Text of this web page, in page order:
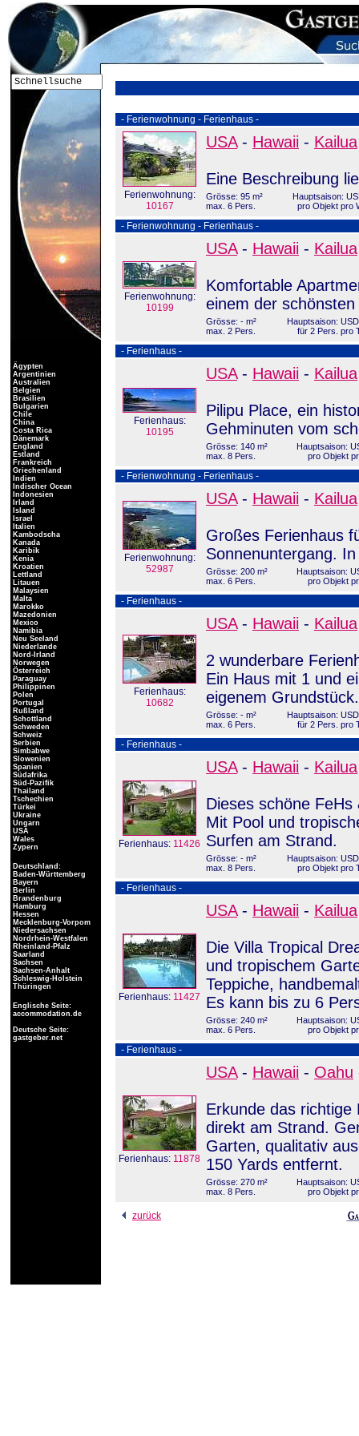
- Ferienwohnung - Ferienhaus -
Ferienwohnung:
10167
USA- Hawaii - Kailua
Eine Beschreibung
Grösse: 95 m²
max. 6 Pers.
Hauptsaison:
pro Objekt pro
- Ferienwohnung - Ferienhaus -
Ferienwohnung:
10199
USA- Hawaii - Kailua
Komfortable
einem der
Grösse: - m²
max. 2 Pers.
Hauptsaison:
für 2 Pers. pro
- Ferienhaus -
Ferienhaus:
10195
USA- Hawaii - Kailua
Pilipu Place, ein
Gehminuten vom
Grösse: 140 m²
max. 8 Pers.
Hauptsaison:
pro Objekt
- Ferienwohnung - Ferienhaus -
Ferienwohnung:
52987
USA- Hawaii - Kailua
Großes Ferienhaus
Sonnenuntergang.
Grösse: 200 m²
max. 6 Pers.
Hauptsaison:
pro Objekt
- Ferienhaus -
Ferienhaus:
10682
USA- Hawaii - Kailua
2 wunderbare
Ein Haus mit 1 und
eigenem Grundstück.
Grösse: - m²
max. 6 Pers.
Hauptsaison:
für 2 Pers. pro
- Ferienhaus -
Ferienhaus: 11426
USA- Hawaii - Kailua
Dieses schöne
Mit Pool und
Surfen am Strand.
Grösse: - m²
max. 8 Pers.
Hauptsaison:
pro Objekt pro
- Ferienhaus -
Ferienhaus: 11427
USA- Hawaii - Kailua
Die Villa Tropical
und tropischem
Teppiche,
Es kann bis zu 6
Grösse: 240 m²
max. 6 Pers.
Hauptsaison:
pro Objekt
- Ferienhaus -
Ferienhaus: 11878
USA- Hawaii - Oahu
Erkunde das richtige
direkt am Strand.
Garten, qualitativ
150 Yards entfernt.
Grösse: 270 m²
max. 8 Pers.
Hauptsaison:
pro Objekt
zurück
Ägypten
Argentinien
Australien
Belgien
Brasilien
Bulgarien
Chile
China
Costa Rica
Dänemark
England
Estland
Frankreich
Griechenland
Indien
Indischer Ocean
Indonesien
Irland
Island
Israel
Italien
Kambodscha
Kanada
Karibik
Kenia
Kroatien
Lettland
Litauen
Malaysien
Malta
Marokko
Mazedonien
Mexico
Namibia
Neu Seeland
Niederlande
Nord-Irland
Norwegen
Österreich
Paraguay
Philippinen
Polen
Portugal
Rußland
Schottland
Schweden
Schweiz
Serbien
Simbabwe
Slowenien
Spanien
Südafrika
Süd-Pazifik
Thailand
Tschechien
Türkei
Ukraine
Ungarn
USA
Wales
Zypern
Deutschland:
Baden-Württemberg
Bayern
Berlin
Brandenburg
Hamburg
Hessen
Mecklenburg-Vorpom
Niedersachsen
Nordrhein-Westfalen
Rheinland-Pfalz
Saarland
Sachsen
Sachsen-Anhalt
Schleswig-Holstein
Thüringen
Englische Seite:
accommodation.de
Deutsche Seite:
gastgeber.net